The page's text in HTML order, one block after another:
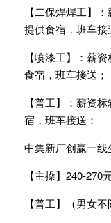
【二保焊焊工】
提供食宿，班车接
【喷漆工】：薪
食宿，班车接送；
【普工】：薪资
宿，班车接送；
中集新厂创赢一线
【主操】240-270
【普工】（男女